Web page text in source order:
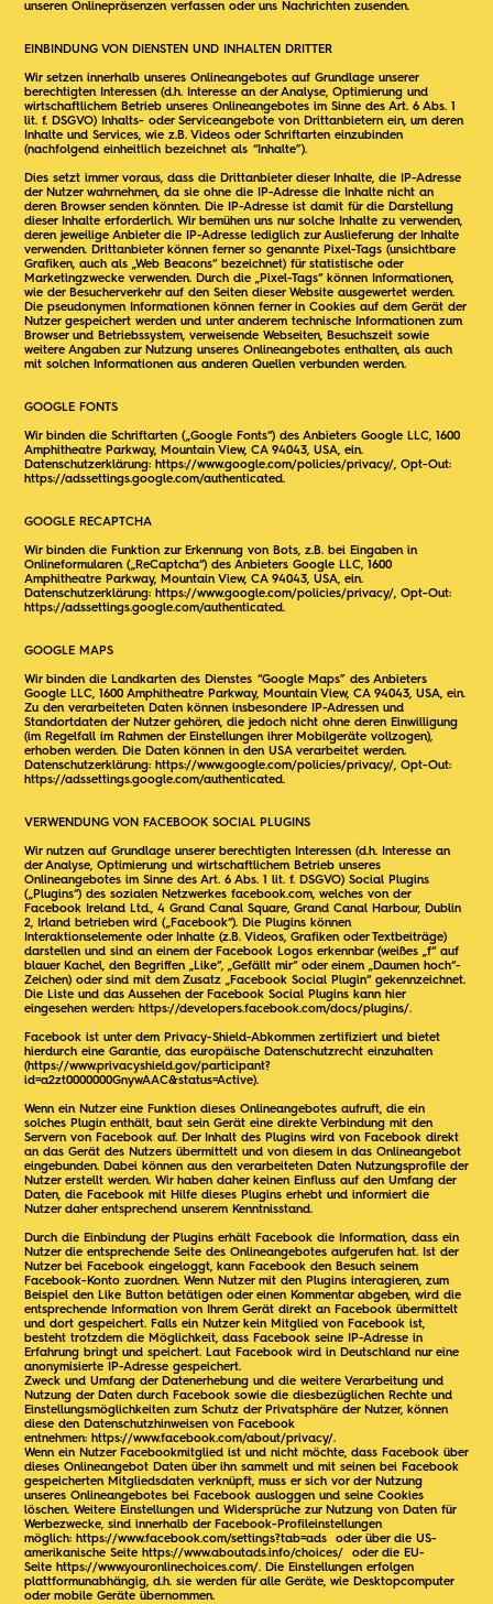
unseren Onlinepräsenzen verfassen oder uns Nachrichten zusenden.
EINBINDUNG VON DIENSTEN UND INHALTEN DRITTER
Wir setzen innerhalb unseres Onlineangebotes auf Grundlage unserer
berechtigten Interessen (d.h. Interesse an der Analyse, Optimierung und
wirtschaftlichem Betrieb unseres Onlineangebotes im Sinne des Art. 6 Abs. 1
lit. f. DSGVO) Inhalts- oder Serviceangebote von Drittanbietern ein, um deren
Inhalte und Services, wie z.B. Videos oder Schriftarten einzubinden
(nachfolgend einheitlich bezeichnet als “Inhalte”).
Dies setzt immer voraus, dass die Drittanbieter dieser Inhalte, die IP-Adresse
der Nutzer wahrnehmen, da sie ohne die IP-Adresse die Inhalte nicht an
deren Browser senden könnten. Die IP-Adresse ist damit für die Darstellung
dieser Inhalte erforderlich. Wir bemühen uns nur solche Inhalte zu verwenden,
deren jeweilige Anbieter die IP-Adresse lediglich zur Auslieferung der Inhalte
verwenden. Drittanbieter können ferner so genannte Pixel-Tags (unsichtbare
Grafiken, auch als „Web Beacons“ bezeichnet) für statistische oder
Marketingzwecke verwenden. Durch die „Pixel-Tags“ können Informationen,
wie der Besucherverkehr auf den Seiten dieser Website ausgewertet werden.
Die pseudonymen Informationen können ferner in Cookies auf dem Gerät der
Nutzer gespeichert werden und unter anderem technische Informationen zum
Browser und Betriebssystem, verweisende Webseiten, Besuchszeit sowie
weitere Angaben zur Nutzung unseres Onlineangebotes enthalten, als auch
mit solchen Informationen aus anderen Quellen verbunden werden.
GOOGLE FONTS
Wir binden die Schriftarten („Google Fonts“) des Anbieters Google LLC, 1600
Amphitheatre Parkway, Mountain View, CA 94043, USA, ein.
Datenschutzerklärung: https://www.google.com/policies/privacy/, Opt-Out:
https://adssettings.google.com/authenticated.
GOOGLE RECAPTCHA
Wir binden die Funktion zur Erkennung von Bots, z.B. bei Eingaben in
Onlineformularen („ReCaptcha“) des Anbieters Google LLC, 1600
Amphitheatre Parkway, Mountain View, CA 94043, USA, ein.
Datenschutzerklärung: https://www.google.com/policies/privacy/, Opt-Out:
https://adssettings.google.com/authenticated.
GOOGLE MAPS
Wir binden die Landkarten des Dienstes “Google Maps” des Anbieters
Google LLC, 1600 Amphitheatre Parkway, Mountain View, CA 94043, USA, ein.
Zu den verarbeiteten Daten können insbesondere IP-Adressen und
Standortdaten der Nutzer gehören, die jedoch nicht ohne deren Einwilligung
(im Regelfall im Rahmen der Einstellungen ihrer Mobilgeräte vollzogen),
erhoben werden. Die Daten können in den USA verarbeitet werden.
Datenschutzerklärung: https://www.google.com/policies/privacy/, Opt-Out:
https://adssettings.google.com/authenticated.
VERWENDUNG VON FACEBOOK SOCIAL PLUGINS
Wir nutzen auf Grundlage unserer berechtigten Interessen (d.h. Interesse an
der Analyse, Optimierung und wirtschaftlichem Betrieb unseres
Onlineangebotes im Sinne des Art. 6 Abs. 1 lit. f. DSGVO) Social Plugins
(„Plugins“) des sozialen Netzwerkes facebook.com, welches von der
Facebook Ireland Ltd., 4 Grand Canal Square, Grand Canal Harbour, Dublin
2, Irland betrieben wird („Facebook“). Die Plugins können
Interaktionselemente oder Inhalte (z.B. Videos, Grafiken oder Textbeiträge)
darstellen und sind an einem der Facebook Logos erkennbar (weißes „f“ auf
blauer Kachel, den Begriffen „Like“, „Gefällt mir“ oder einem „Daumen hoch“-
Zeichen) oder sind mit dem Zusatz „Facebook Social Plugin“ gekennzeichnet.
Die Liste und das Aussehen der Facebook Social Plugins kann hier
eingesehen werden: https://developers.facebook.com/docs/plugins/.
Facebook ist unter dem Privacy-Shield-Abkommen zertifiziert und bietet
hierdurch eine Garantie, das europäische Datenschutzrecht einzuhalten
(https://www.privacyshield.gov/participant?
id=a2zt0000000GnywAAC&status=Active).
Wenn ein Nutzer eine Funktion dieses Onlineangebotes aufruft, die ein
solches Plugin enthält, baut sein Gerät eine direkte Verbindung mit den
Servern von Facebook auf. Der Inhalt des Plugins wird von Facebook direkt
an das Gerät des Nutzers übermittelt und von diesem in das Onlineangebot
eingebunden. Dabei können aus den verarbeiteten Daten Nutzungsprofile der
Nutzer erstellt werden. Wir haben daher keinen Einfluss auf den Umfang der
Daten, die Facebook mit Hilfe dieses Plugins erhebt und informiert die
Nutzer daher entsprechend unserem Kenntnisstand.
Durch die Einbindung der Plugins erhält Facebook die Information, dass ein
Nutzer die entsprechende Seite des Onlineangebotes aufgerufen hat. Ist der
Nutzer bei Facebook eingeloggt, kann Facebook den Besuch seinem
Facebook-Konto zuordnen. Wenn Nutzer mit den Plugins interagieren, zum
Beispiel den Like Button betätigen oder einen Kommentar abgeben, wird die
entsprechende Information von Ihrem Gerät direkt an Facebook übermittelt
und dort gespeichert. Falls ein Nutzer kein Mitglied von Facebook ist,
besteht trotzdem die Möglichkeit, dass Facebook seine IP-Adresse in
Erfahrung bringt und speichert. Laut Facebook wird in Deutschland nur eine
anonymisierte IP-Adresse gespeichert.
Zweck und Umfang der Datenerhebung und die weitere Verarbeitung und
Nutzung der Daten durch Facebook sowie die diesbezüglichen Rechte und
Einstellungsmöglichkeiten zum Schutz der Privatsphäre der Nutzer, können
diese den Datenschutzhinweisen von Facebook
entnehmen: https://www.facebook.com/about/privacy/.
Wenn ein Nutzer Facebookmitglied ist und nicht möchte, dass Facebook über
dieses Onlineangebot Daten über ihn sammelt und mit seinen bei Facebook
gespeicherten Mitgliedsdaten verknüpft, muss er sich vor der Nutzung
unseres Onlineangebotes bei Facebook ausloggen und seine Cookies
löschen. Weitere Einstellungen und Widersprüche zur Nutzung von Daten für
Werbezwecke, sind innerhalb der Facebook-Profileinstellungen
möglich: https://www.facebook.com/settings?tab=ads oder über die US-
amerikanische Seite https://www.aboutads.info/choices/
oder die EU-
Seite https://www.youronlinechoices.com/. Die Einstellungen erfolgen
plattformunabhängig, d.h. sie werden für alle Geräte, wie Desktopcomputer
oder mobile Geräte übernommen.